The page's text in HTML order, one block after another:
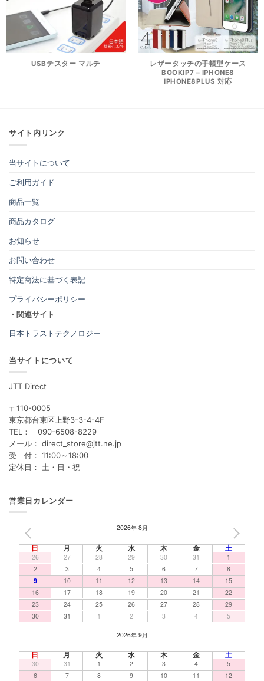
USBテスター マルチ
レザータッチの手帳型ケース
BOOKIP7 – IPHONE8
IPHONE8PLUS 対応
サイト内リンク
当サイトについて
ご利用ガイド
商品一覧
商品カタログ
お知らせ
お問い合わせ
特定商法に基づく表記
プライバシーポリシー
・関連サイト
日本トラストテクノロジー
当サイトについて
JTT Direct
〒110-0005
東京都台東区上野3-3-4-4F
TEL： 090-6508-8229
メール： direct_store@jtt.ne.jp
受 付： 11:00～18:00
定休日： 土・日・祝
営業日カレンダー
2026年 8月
日 月 火 水 木 金 土
26 27 28 29 30 31
1
2
3 4 5 6 7
8
9
10 11 12 13 14
15
16
17 18 19 20 21
22
23
24 25 26 27 28
29
30
31 1 2 3 4 5
2026年 9月
日 月 火 水 木 金 土
30 31 1 2 3 4
5
6
7 8 9 10 11 12